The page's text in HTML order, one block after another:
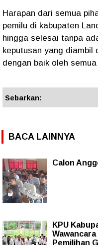
Harapan dari semua
pemilu di kabupaten
hingga selesai tanpa
keputusan yang diambil
dengan baik oleh
Sebarkan:
BACA LAINNYA
Calon
KPU
Pemilihan